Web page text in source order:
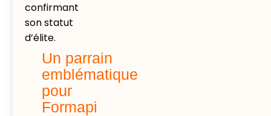
confirmant
son statut
d’élite.
Un parrain
emblématique
pour
Formapi